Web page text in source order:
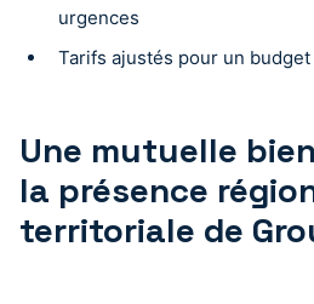
urgences
Tarifs ajustés pour un
Une mutuelle
la présence
territoriale de